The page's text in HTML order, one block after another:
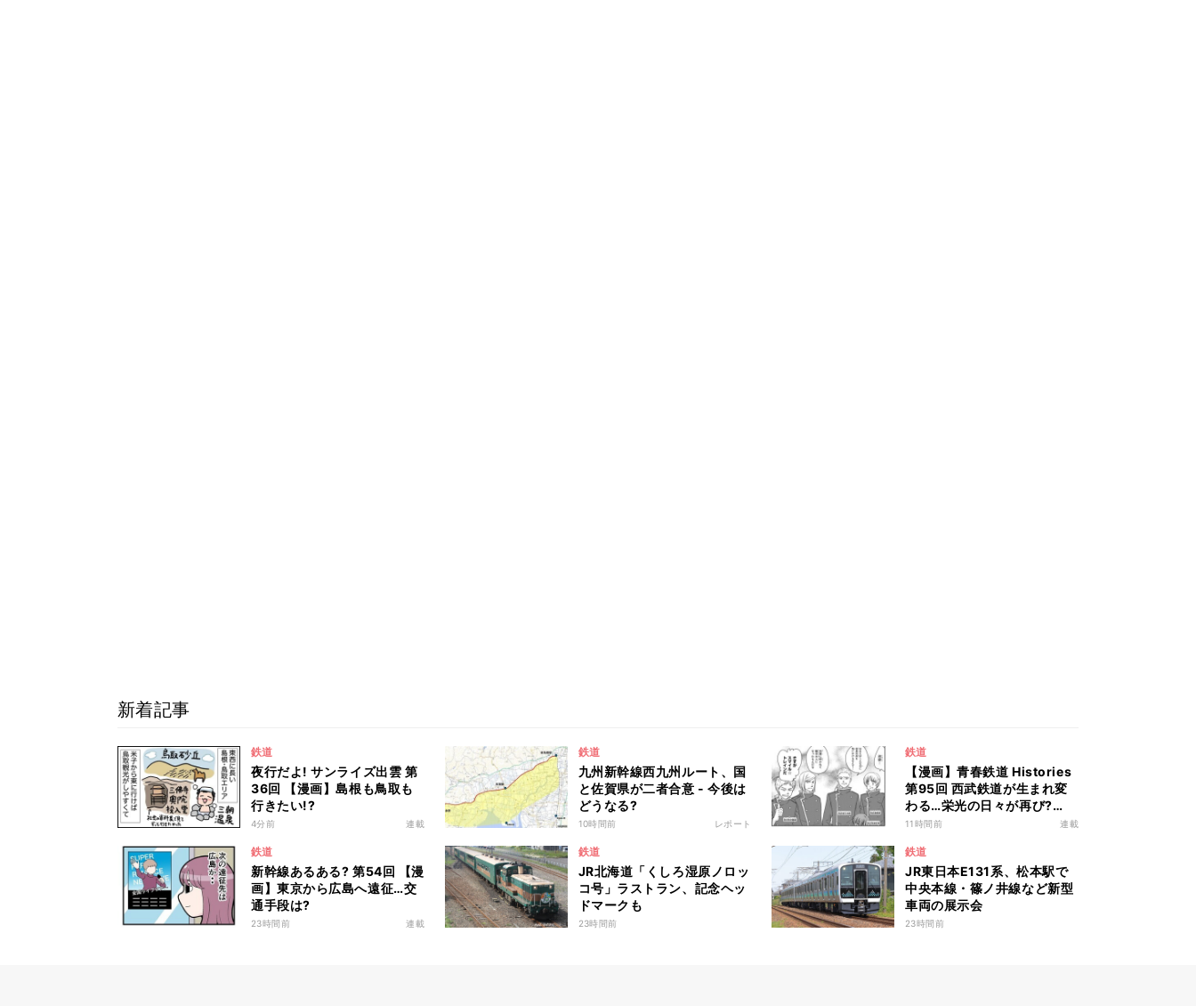
新着記事
鉄道
夜行だよ! サンライズ出雲 第
36回 【漫画】島根も鳥取も
行きたい!?
4分前 連載
鉄道
九州新幹線西九州ルート、国
と佐賀県が二者合意 - 今後は
どうなる?
10時間前 レポート
鉄道
【漫画】青春鉄道 Histories
第95回 西武鉄道が生まれ変
わる…栄光の日々が再び?
「サーベラスの撤退」
11時間前 連載
鉄道
新幹線あるある? 第54回 【漫
画】東京から広島へ遠征…交
通手段は?
23時間前 連載
鉄道
JR北海道「くしろ湿原ノロッ
コ号」ラストラン、記念ヘッ
ドマークも
23時間前
鉄道
JR東日本E131系、松本駅で
中央本線・篠ノ井線など新型
車両の展示会
23時間前